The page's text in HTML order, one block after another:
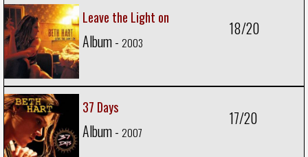
Leave the Light on
Album - 2003
18/20
37 Days
Album - 2007
17/20